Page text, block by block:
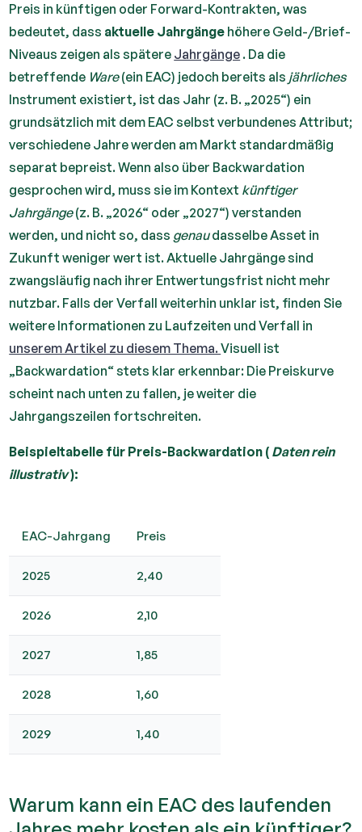
Preis in künftigen oder Forward-Kontrakten, was
bedeutet, dass aktuelle Jahrgänge höhere Geld-/Brief-
Niveaus zeigen als spätere Jahrgänge . Da die
betreffende Ware(ein EAC) jedoch bereits als jährliches
Instrument existiert, ist das Jahr (z. B. „2025“) ein
grundsätzlich mit dem EAC selbst verbundenes Attribut;
verschiedene Jahre werden am Markt standardmäßig
separat bepreist. Wenn also über Backwardation
gesprochen wird, muss sie im Kontext künftiger
Jahrgänge(z. B. „2026“ oder „2027“) verstanden
werden, und nicht so, dass genaudasselbe Asset in
Zukunft weniger wert ist. Aktuelle Jahrgänge sind
zwangsläufig nach ihrer Entwertungsfrist nicht mehr
nutzbar. Falls der Verfall weiterhin unklar ist, finden Sie
weitere Informationen zu Laufzeiten und Verfall in
unserem Artikel zu diesem Thema.Visuell ist
„Backwardation“ stets klar erkennbar: Die Preiskurve
scheint nach unten zu fallen, je weiter die
Jahrgangszeilen fortschreiten.
Beispieltabelle für Preis-Backwardation ( Daten rein
illustrativ):
EAC-Jahrgang Preis
2025 2,40
2026 2,10
2027 1,85
2028 1,60
2029 1,40
Warum kann ein EAC des laufenden